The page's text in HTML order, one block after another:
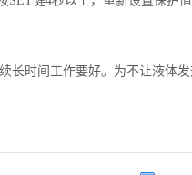
时间工作要好。为不让液体